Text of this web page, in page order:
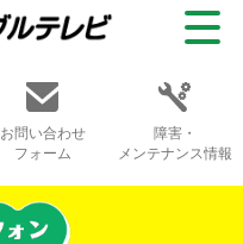
お問い合わせ
フォーム
障害・
メンテナンス情報